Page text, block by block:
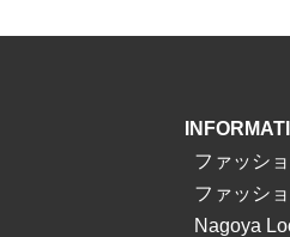
ファッシ
ファッシ
Nagoya